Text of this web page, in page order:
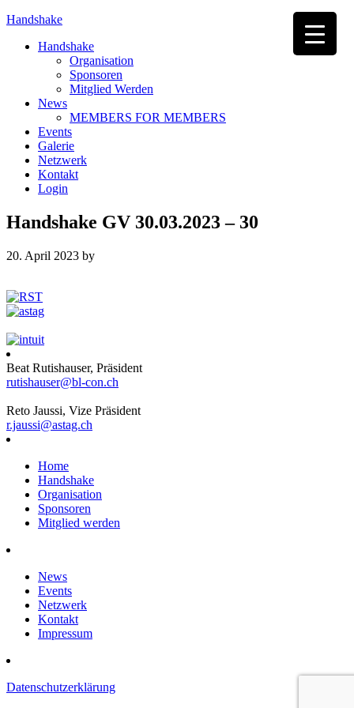
Handshake
Handshake
Organisation
Sponsoren
Mitglied Werden
News
MEMBERS FOR MEMBERS
Events
Galerie
Netzwerk
Kontakt
Login
Handshake GV 30.03.2023 – 30
20. April 2023 by
Beat Rutishauser, Präsident
rutishauser@bl-con.ch
Reto Jaussi, Vize Präsident
r.jaussi@astag.ch
Home
Handshake
Organisation
Sponsoren
Mitglied werden
News
Events
Netzwerk
Kontakt
Impressum
Datenschutzerklärung